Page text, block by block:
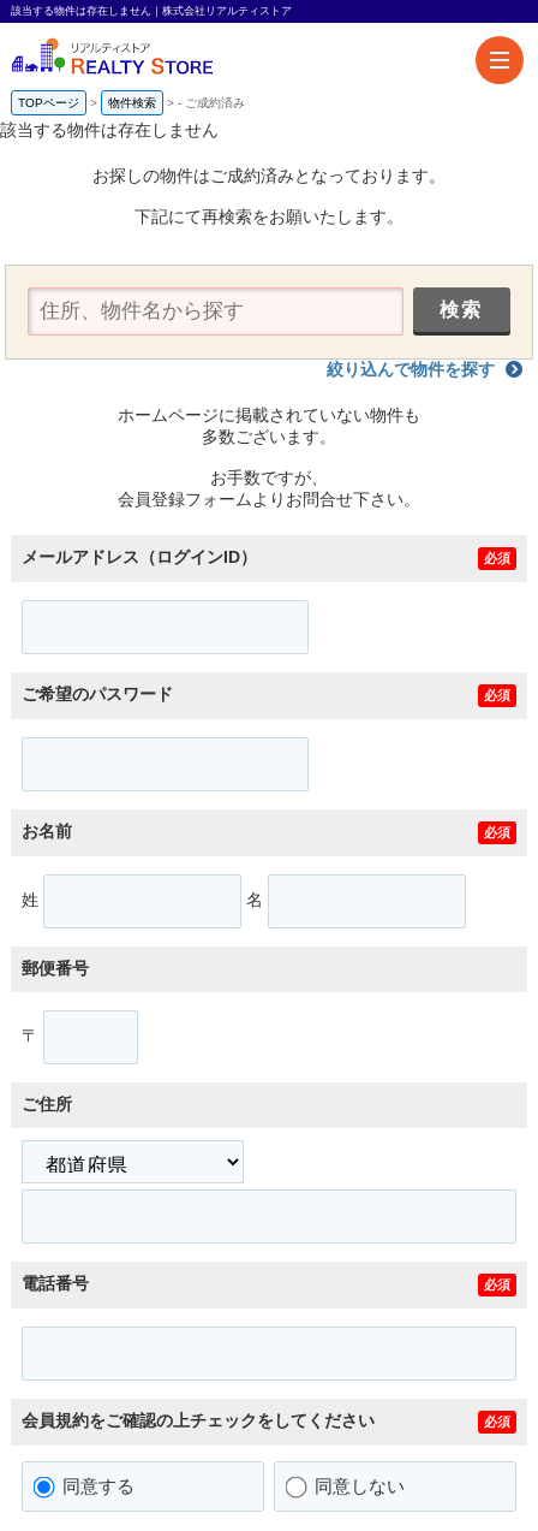
該当する物件は存在しません｜株式会社リアルティストア
TOPページ 物件検索 - ご成約済み
該当する物件は存在しません
お探しの物件はご成約済みとなっております。
下記にて再検索をお願いたします。
絞り込んで物件を探す
ホームページに掲載されていない物件も
多数ございます。
お手数ですが、
会員登録フォームよりお問合せ下さい。
メールアドレス（ログインID） 必須
ご希望のパスワード 必須
お名前 必須
姓 名
郵便番号
〒
ご住所
電話番号 必須
会員規約をご確認の上チェックをしてください 必須
同意する 同意しない